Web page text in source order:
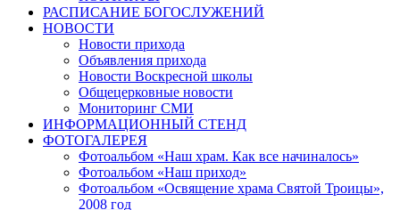
РАСПИСАНИЕ БОГОСЛУЖЕНИЙ
НОВОСТИ
Новости прихода
Объявления прихода
Новости Воскресной школы
Общецерковные новости
Мониторинг СМИ
ИНФОРМАЦИОННЫЙ СТЕНД
ФОТОГАЛЕРЕЯ
Фотоальбом «Наш храм. Как все начиналось»
Фотоальбом «Наш приход»
Фотоальбом «Освящение храма Святой Троицы»,
2008 год